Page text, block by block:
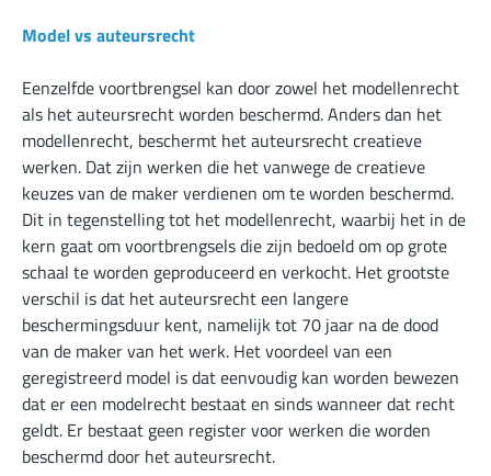
Model vs auteursrecht
Eenzelfde voortbrengsel kan door zowel het modellenrecht
als het auteursrecht worden beschermd. Anders dan het
modellenrecht, beschermt het auteursrecht creatieve
werken. Dat zijn werken die het vanwege de creatieve
keuzes van de maker verdienen om te worden beschermd.
Dit in tegenstelling tot het modellenrecht, waarbij het in de
kern gaat om voortbrengsels die zijn bedoeld om op grote
schaal te worden geproduceerd en verkocht. Het grootste
verschil is dat het auteursrecht een langere
beschermingsduur kent, namelijk tot 70 jaar na de dood
van de maker van het werk. Het voordeel van een
geregistreerd model is dat eenvoudig kan worden bewezen
dat er een modelrecht bestaat en sinds wanneer dat recht
geldt. Er bestaat geen register voor werken die worden
beschermd door het auteursrecht.